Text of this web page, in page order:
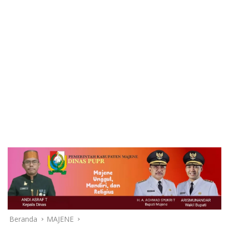
Beranda MAJENE